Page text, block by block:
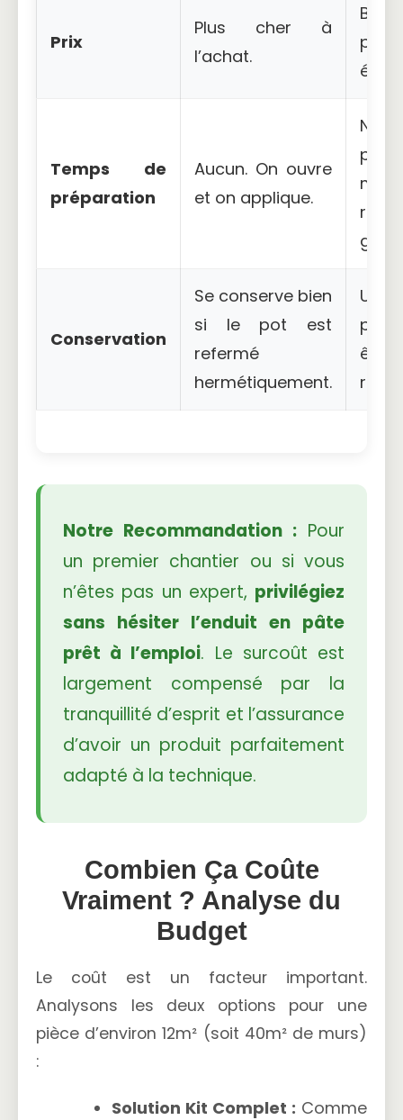
Prix
Plus cher à
l’achat.
plus
Temps de
préparation
Aucun. On ouvre
et on applique.
Conservation
Se conserve bien
si le pot est
refermé
hermétiquement.
Notre Recommandation : Pour
un premier chantier ou si vous
n’êtes pas un expert, privilégiez
sans hésiter l’enduit en pâte
prêt à l’emploi. Le surcoût est
largement compensé par la
tranquillité d’esprit et l’assurance
d’avoir un produit parfaitement
adapté à la technique.
Combien Ça Coûte
Vraiment ? Analyse du
Budget
Le coût est un facteur important.
Analysons les deux options pour une
pièce d’environ 12m² (soit 40m² de murs)
:
Solution Kit Complet : Comme